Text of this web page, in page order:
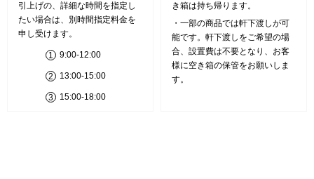
引上げの、詳細な時間を指定し
たい場合は、別時間指定料金を
申し受けます。
9:00-12:00
13:00-15:00
15:00-18:00
き箱は持ち帰ります。
一部の商品では軒下渡しが可
能です。軒下渡しをご希望の場
合、設置費は不要となり、お客
様に空き箱の保管をお願いしま
す。